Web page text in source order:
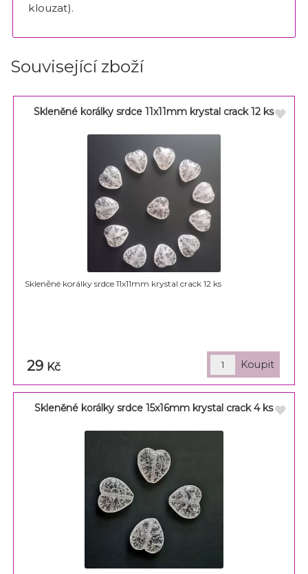
klouzat).
Související zboží
Skleněné korálky srdce 11x11mm krystal crack 12 ks
Skleněné korálky srdce 11x11mm krystal crack 12 ks
29 Kč
Skleněné korálky srdce 15x16mm krystal crack 4 ks